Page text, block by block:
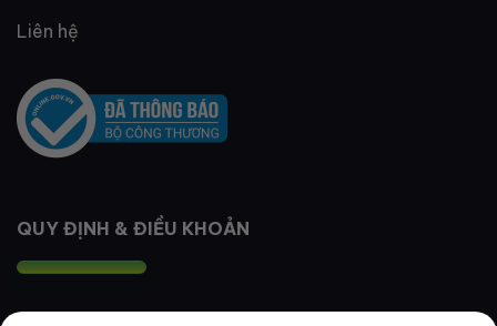
Liên hệ
QUY ĐỊNH & ĐIỀU KHOẢN
Quy định thành viên